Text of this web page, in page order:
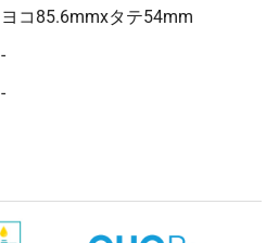
ヨコ85.6mmxタテ54mm
-
-